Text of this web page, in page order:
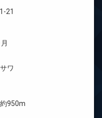
21
ワ
950m